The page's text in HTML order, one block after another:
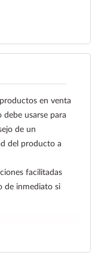
en venta
usarse para
de un
del producto a
facilitadas
de inmediato si